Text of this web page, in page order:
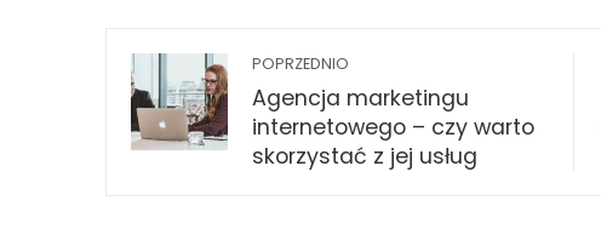
POPRZEDNIO
Agencja marketingu
internetowego – czy warto
skorzystać z jej usług